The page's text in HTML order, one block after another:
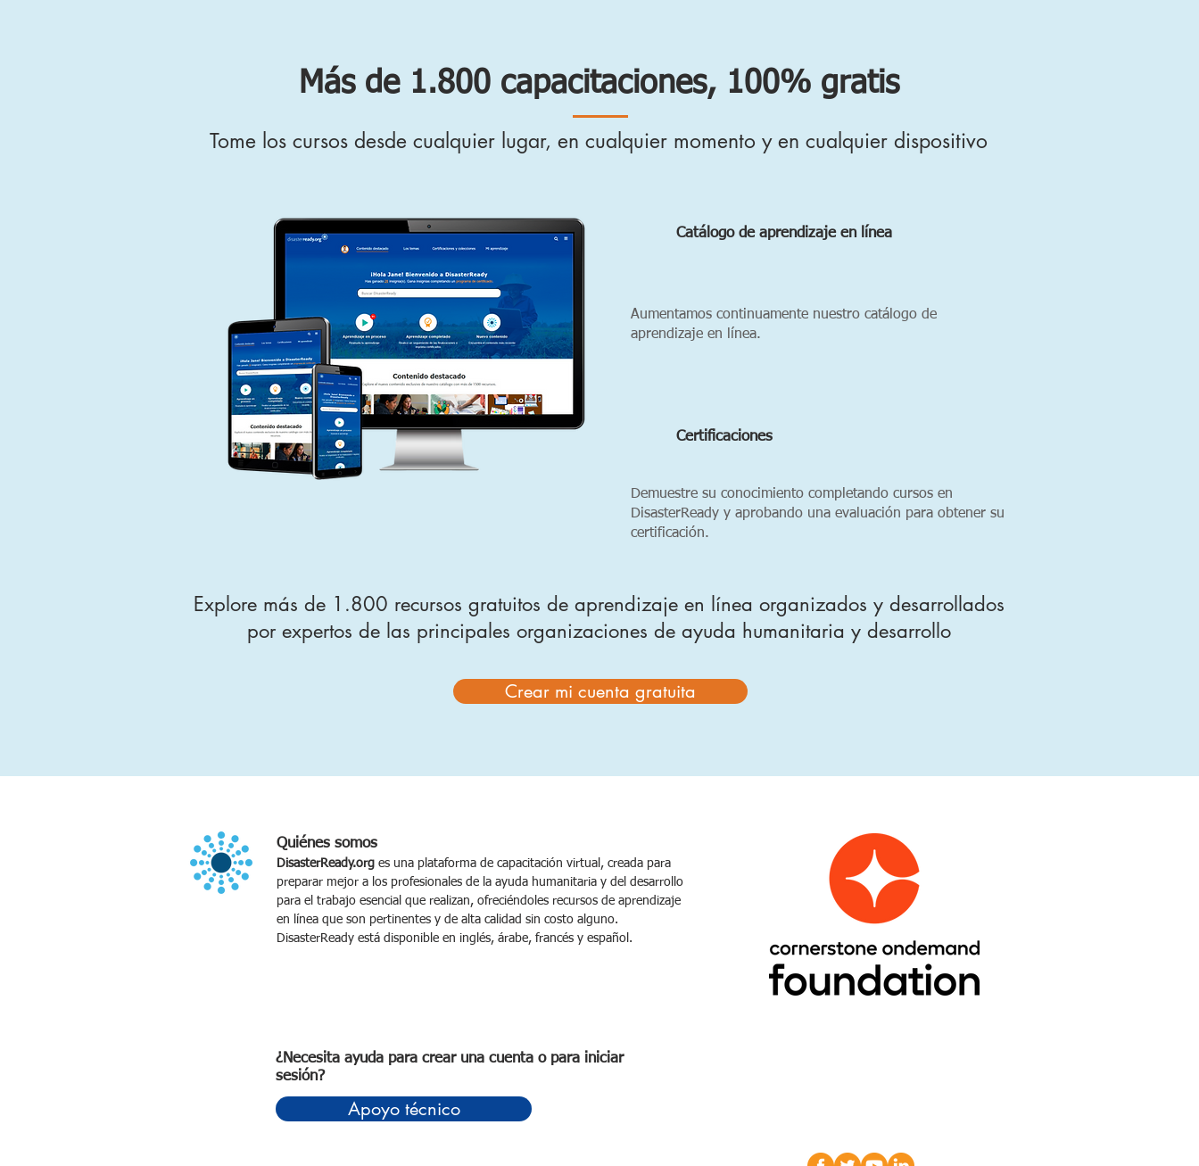
Más de 1.800 capacitaciones, 100% gratis
Tome los cursos desde cualquier lugar, en cualquier momento y en cualquier dispositivo
Catálogo de aprendizaje en línea
Aumentamos continuamente nuestro catálogo de
aprendizaje en línea.
Certificaciones
Demuestre su conocimiento completando cursos en
DisasterReady y aprobando una evaluación para obtener su
certificación.
Explore más de 1.800 recursos gratuitos de aprendizaje en línea organizados y desarrollados
por expertos de las principales organizaciones de ayuda humanitaria y desarrollo
Crear mi cuenta gratuita
Quiénes somos
DisasterReady.org es una plataforma de capacitación virtual, creada para
preparar mejor a los profesionales de la ayuda humanitaria y del desarrollo
para el trabajo esencial que realizan, ofreciéndoles recursos de aprendizaje
en línea que son pertinentes y de alta calidad sin costo alguno.
DisasterReady está disponible en inglés, árabe, francés y español.
¿Necesita ayuda para crear una cuenta o para iniciar
sesión?
Apoyo técnico